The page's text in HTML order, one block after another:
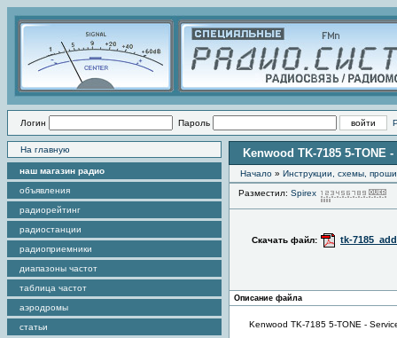
Логин Пароль
На главную
наш магазин радио
объявления
радиорейтинг
радиостанции
радиоприемники
диапазоны частот
таблица частот
аэродромы
статьи
Kenwood TK-7185 5-TONE
Начало » Инструкции, схемы,
Разместил: Spirex
Скачать файл: tk-
Описание файла
Kenwood TK-7185 5-TONE -